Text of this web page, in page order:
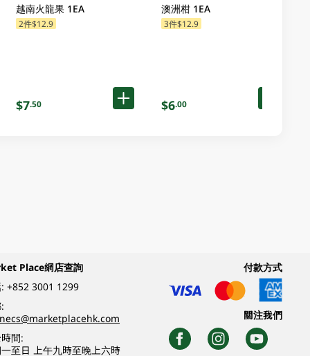
越南火龍果 1EA
2件$12.9
$7.50
澳洲柑 1EA
3件$12.9
$6.00
Place網店查詢
:+852 3001 1299
間:
至日 上午九時至晚上六時
付款方式
關注我們